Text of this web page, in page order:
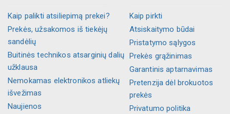
Kaip palikti atsiliepimą prekei?
Prekės, užsakomos iš tiekėjų
sandėlių
Buitinės technikos atsarginių dalių
užklausa
Nemokamas elektronikos atliekų
išvežimas
Naujienos
Kaip pirkti
Atsiskaitymo būdai
Pristatymo sąlygos
Prekės grąžinimas
Garantinis aptarnavimas
Pretenzija dėl brokuotos
prekės
Privatumo politika